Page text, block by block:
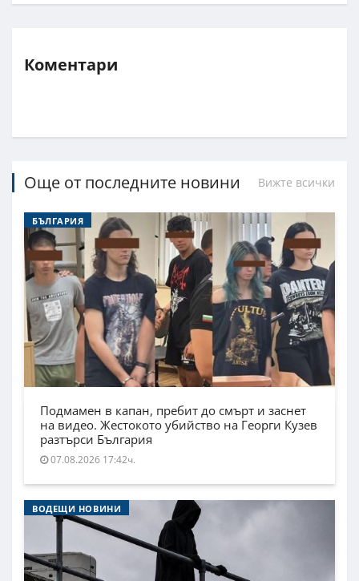
Коментари
Още от последните новини Вижте всички
БЪЛГАРИЯ
Подмамен в капан, пребит до смърт и заснет
на видео. Жестокото убийство на Георги Кузев
разтърси България
07.08.2026 17:42ч.
ВОДЕЩИ НОВИНИ